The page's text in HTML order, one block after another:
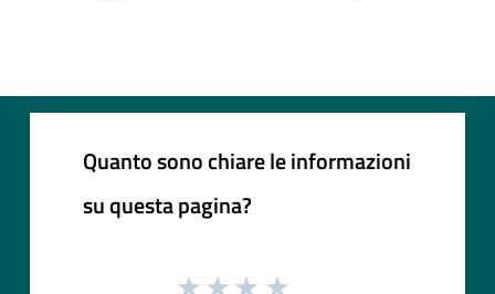
Quanto sono chiare le informazioni
su questa pagina?